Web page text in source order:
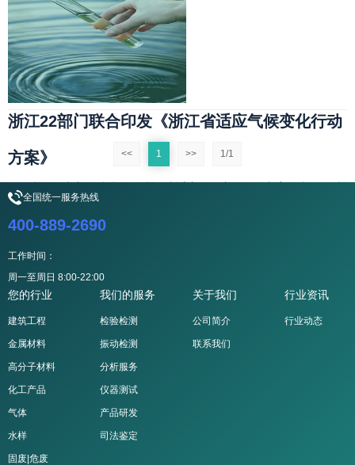
浙江22部门联合印发《浙江省适应气候变化行动
方案》
浙江22部门联合印发《浙江省适应气候变化行动方案》来源： 浙
江省生态环境厅当前世界正经历着以全球变暖为显著特征的气候变
化，极...
<< 1 >> 1/1
全国统一服务热线
400-889-2690
工作时间：
周一至周日 8:00-22:00
您的行业
建筑工程
金属材料
高分子材料
化工产品
气体
水样
固废|危废
我们的服务
检验检测
振动检测
分析服务
仪器测试
产品研发
司法鉴定
关于我们
公司简介
联系我们
行业资讯
行业动态